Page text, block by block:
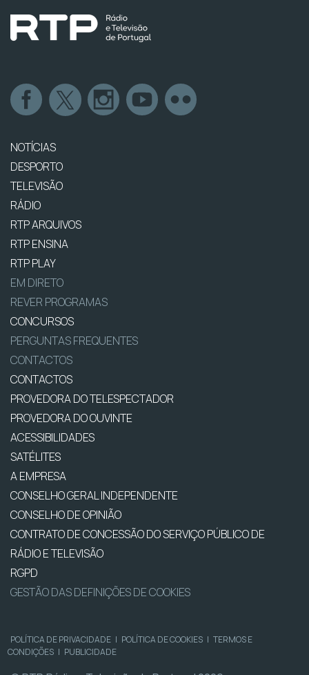
NOTÍCIAS
DESPORTO
TELEVISÃO
RÁDIO
RTP ARQUIVOS
RTP ENSINA
RTP PLAY
EM DIRETO
REVER PROGRAMAS
CONCURSOS
PERGUNTAS FREQUENTES
CONTACTOS
CONTACTOS
PROVEDORA DO TELESPECTADOR
PROVEDORA DO OUVINTE
ACESSIBILIDADES
SATÉLITES
A EMPRESA
CONSELHO GERAL INDEPENDENTE
CONSELHO DE OPINIÃO
CONTRATO DE CONCESSÃO DO SERVIÇO PÚBLICO DE
RÁDIO E TELEVISÃO
RGPD
GESTÃO DAS DEFINIÇÕES DE COOKIES
POLÍTICA DE PRIVACIDADE | POLÍTICA DE COOKIES | TERMOS E
CONDIÇÕES | PUBLICIDADE